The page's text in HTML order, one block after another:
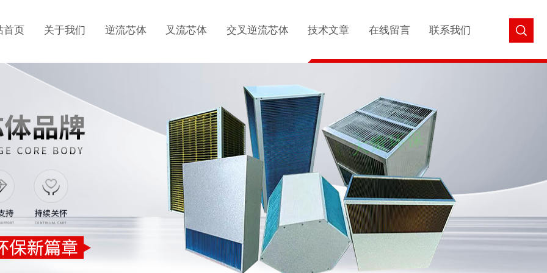
首页 关于我们 逆流芯体 叉流芯体 交叉逆流芯体 技术文章 在线留言 联系我们